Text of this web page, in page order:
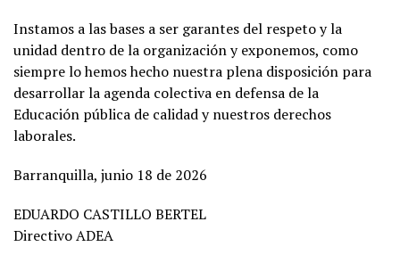
Instamos a las bases a ser garantes del respeto y la
unidad dentro de la organización y exponemos, como
siempre lo hemos hecho nuestra plena disposición para
desarrollar la agenda colectiva en defensa de la
Educación pública de calidad y nuestros derechos
laborales.
Barranquilla, junio 18 de 2026
EDUARDO CASTILLO BERTEL
Directivo ADEA